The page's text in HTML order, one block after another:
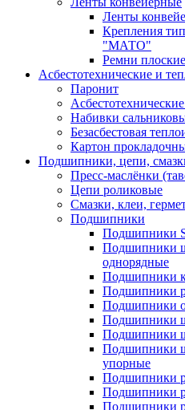
Ленты
Крепления
"МАТО"
Ремни
Асбестотехнические и
Паронит
Набивки
Безасбестовая
Картон
Подшипники, цепи,
Пресс-маслёнки
Цепи роликовые
Смазки, клеи,
Подшипники
Подшипники
Подшипники
однорядные
Подшипники
Подшипники
Подшипники
Подшипники
Подшипники
Подшипники
упорные
Подшипники
Подшипники
Подшипники